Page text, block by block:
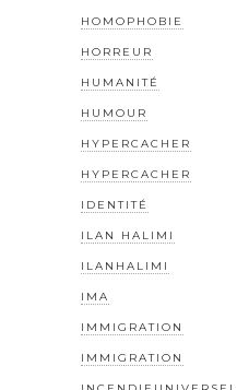
HOMOPHOBIE
HORREUR
HUMANITÉ
HUMOUR
HYPERCACHER
HYPERCACHER
IDENTITÉ
ILAN HALIMI
ILANHALIMI
IMA
IMMIGRATION
IMMIGRATION